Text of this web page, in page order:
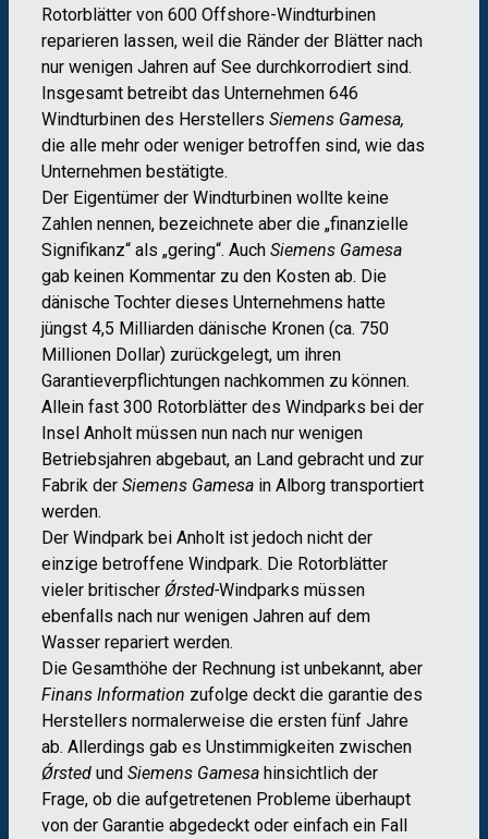
Rotorblätter von 600 Offshore-Windturbinen
reparieren lassen, weil die Ränder der Blätter nach
nur wenigen Jahren auf See durchkorrodiert sind.
Insgesamt betreibt das Unternehmen 646
Windturbinen des Herstellers Siemens Gamesa,
die alle mehr oder weniger betroffen sind, wie das
Unternehmen bestätigte.
Der Eigentümer der Windturbinen wollte keine
Zahlen nennen, bezeichnete aber die „finanzielle
Signifikanz“ als „gering“. Auch Siemens Gamesa
gab keinen Kommentar zu den Kosten ab. Die
dänische Tochter dieses Unternehmens hatte
jüngst 4,5 Milliarden dänische Kronen (ca. 750
Millionen Dollar) zurückgelegt, um ihren
Garantieverpflichtungen nachkommen zu können.
Allein fast 300 Rotorblätter des Windparks bei der
Insel Anholt müssen nun nach nur wenigen
Betriebsjahren abgebaut, an Land gebracht und zur
Fabrik der Siemens Gamesa in Alborg transportiert
werden.
Der Windpark bei Anholt ist jedoch nicht der
einzige betroffene Windpark. Die Rotorblätter
vieler britischer Ǿrsted-Windparks müssen
ebenfalls nach nur wenigen Jahren auf dem
Wasser repariert werden.
Die Gesamthöhe der Rechnung ist unbekannt, aber
Finans Information zufolge deckt die garantie des
Herstellers normalerweise die ersten fünf Jahre
ab. Allerdings gab es Unstimmigkeiten zwischen
Ǿrsted und Siemens Gamesa hinsichtlich der
Frage, ob die aufgetretenen Probleme überhaupt
von der Garantie abgedeckt oder einfach ein Fall